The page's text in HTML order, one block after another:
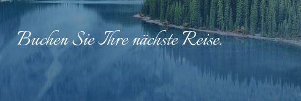
Buchen Sie Ihre nächste Reise.